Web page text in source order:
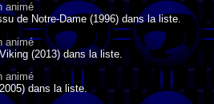
animé
de Notre-Dame (1996) dans la liste.
animé
(2013) dans la liste.
animé
dans la liste.